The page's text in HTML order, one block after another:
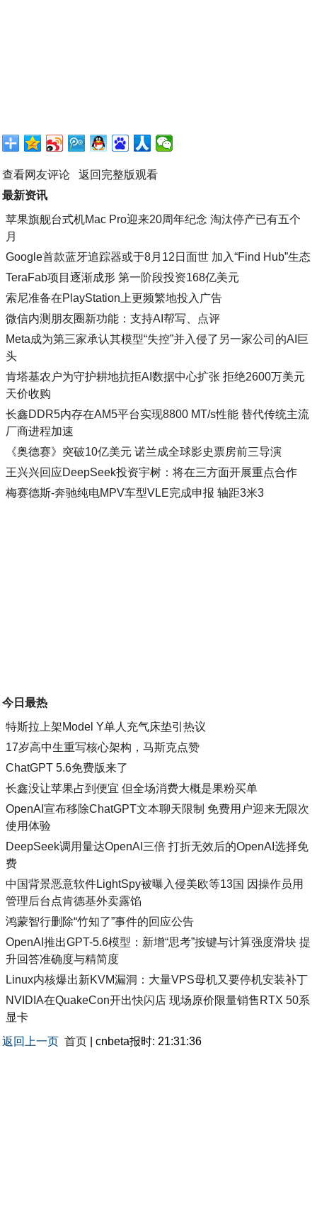
查看网友评论
返回完整版观看
最新资讯
苹果旗舰台式机Mac Pro迎来20周年纪念 淘汰停产已有五个
月
Google首款蓝牙追踪器或于8月12日面世 加入“Find Hub”生态
TeraFab项目逐渐成形 第一阶段投资168亿美元
索尼准备在PlayStation上更频繁地投入广告
微信内测朋友圈新功能：支持AI帮写、点评
Meta成为第三家承认其模型“失控”并入侵了另一家公司的AI巨
头
肯塔基农户为守护耕地抗拒AI数据中心扩张 拒绝2600万美元
天价收购
长鑫DDR5内存在AM5平台实现8800 MT/s性能 替代传统主流
厂商进程加速
《奥德赛》突破10亿美元 诺兰成全球影史票房前三导演
王兴兴回应DeepSeek投资宇树：将在三方面开展重点合作
梅赛德斯-奔驰纯电MPV车型VLE完成申报 轴距3米3
今日最热
特斯拉上架Model Y单人充气床垫引热议
17岁高中生重写核心架构，马斯克点赞
ChatGPT 5.6免费版来了
长鑫没让苹果占到便宜 但全场消费大概是果粉买单
OpenAI宣布移除ChatGPT文本聊天限制 免费用户迎来无限次
使用体验
DeepSeek调用量达OpenAI三倍 打折无效后的OpenAI选择免
费
中国背景恶意软件LightSpy被曝入侵美欧等13国 因操作员用
管理后台点肯德基外卖露馅
鸿蒙智行删除“竹知了”事件的回应公告
OpenAI推出GPT-5.6模型：新增“思考”按键与计算强度滑块 提
升回答准确度与精简度
Linux内核爆出新KVM漏洞：大量VPS母机又要停机安装补丁
NVIDIA在QuakeCon开出快闪店 现场原价限量销售RTX 50系
显卡
返回上一页 首页 | cnbeta报时: 21:31:36